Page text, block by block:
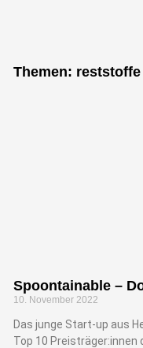
Themen: reststoffe
Spoontainable –
10. November 2022
Das junge Start-up aus
Top 10 Preisträger:innen